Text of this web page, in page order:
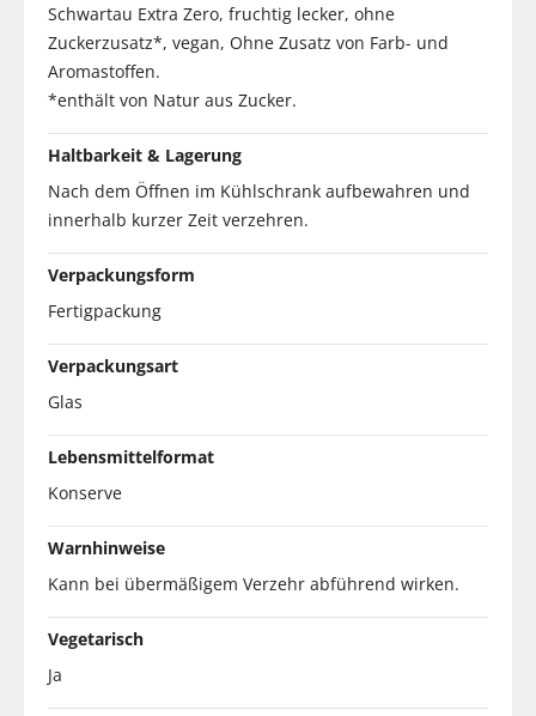
Schwartau Extra Zero, fruchtig lecker, ohne
Zuckerzusatz*, vegan, Ohne Zusatz von Farb- und
Aromastoffen.
*enthält von Natur aus Zucker.
Haltbarkeit & Lagerung
Nach dem Öffnen im Kühlschrank aufbewahren und
innerhalb kurzer Zeit verzehren.
Verpackungsform
Fertigpackung
Verpackungsart
Glas
Lebensmittelformat
Konserve
Warnhinweise
Kann bei übermäßigem Verzehr abführend wirken.
Vegetarisch
Ja